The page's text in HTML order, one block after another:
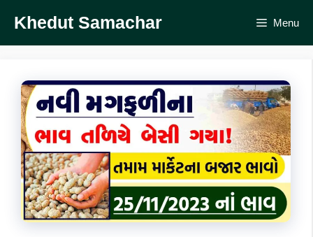
content
Khedut Samachar Menu